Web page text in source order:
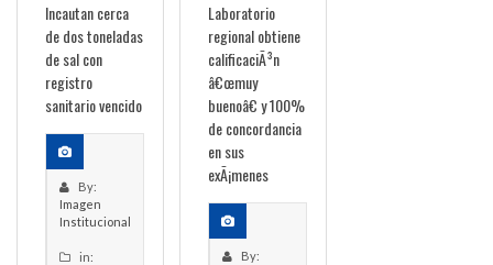
Incautan cerca
de dos toneladas
de sal con
registro
sanitario vencido
By:
Imagen
Institucional
in:
Laboratorio
regional obtiene
calificaciÃ³n
â€œmuy
buenoâ€ y 100%
de concordancia
en sus
exÃ¡menes
By: